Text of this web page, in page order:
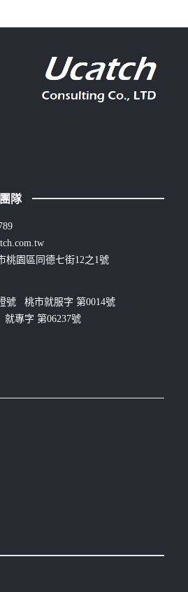
隊
桃園區同德七街12之1號
號 桃市就服字 第0014號
專字 第06237號